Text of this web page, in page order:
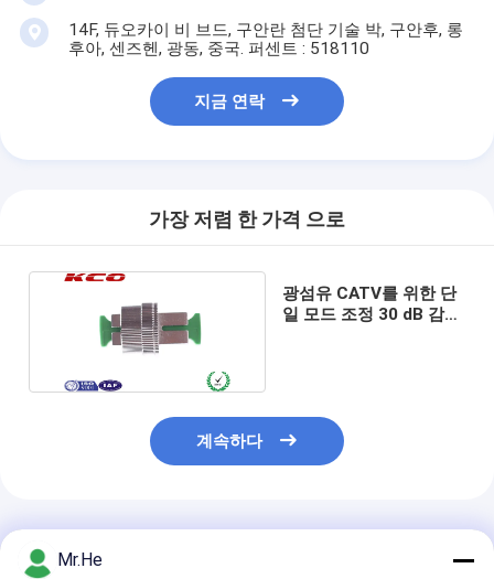
14F, 듀오카이 비 브드, 구안란 첨단 기술 박, 구안후, 롱
후아, 센즈헨, 광동, 중국. 퍼센트 : 518110
지금 연락
가장 저렴 한 가격 으로
광섬유 CATV를 위한 단
일 모드 조정 30 dB 감쇠
계속하다
Mr.He